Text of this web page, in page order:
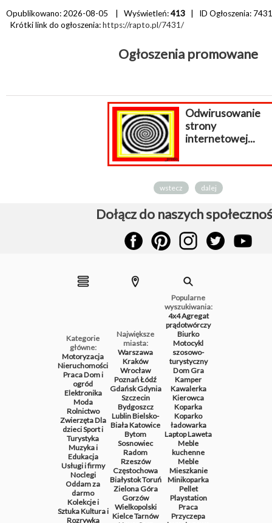
Opublikowano: 2026-08-05 | Wyświetleń:413 | ID Ogłoszenia: 7431
Krótki link do ogłoszenia:https://rapto.pl/7431/
Ogłoszenia promowane
Odwirusowanie
strony
internetowej...
wstecz dalej
Dołącz do naszych
Kategorie
główne:
Motoryzacja
Nieruchomości
PracaDom i
ogród
Elektronika
Moda
Rolnictwo
ZwierzętaDla
dzieciSport i
Turystyka
Muzyka i
Edukacja
Usługi i firmy
Noclegi
Oddam za
darmo
Kolekcje i
SztukaKultura i
Rozrywka
Największe
miasta:
Warszawa
Kraków
Wrocław
PoznańŁódź
GdańskGdynia
Szczecin
Bydgoszcz
LublinBielsko-
BiałaKatowice
Bytom
Sosnowiec
Radom
Rzeszów
Częstochowa
BiałystokToruń
Zielona Góra
Gorzów
Wielkopolski
KielceTarnów
Popularne
wyszukiwania:
4x4Agregat
prądotwórczy
Biurko
Motocykl
szosowo-
turystyczny
DomGra
Kamper
Kawalerka
Kierowca
Koparka
Koparko
ładowarka
LaptopLaweta
Meble
kuchenne
Meble
Mieszkanie
Minikoparka
Pellet
Playstation
Praca
Przyczepa